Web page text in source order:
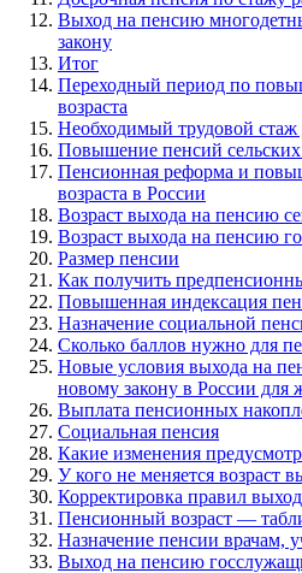
Выход на пенсию
закону
Итог
Переходный период по
возраста
Необходимый трудовой стаж
Повышение пенсий
Пенсионная реформа и
возраста в России
Возраст выхода на пенсию
Возраст выхода на пенсию
Размер пенсии
Как получить
Повышенная индексация
Назначение социальной
Сколько баллов нужно для
Новые условия выхода на
новому закону в России
Выплата пенсионных
Социальная пенсия
Какие изменения
У кого не меняется возраст
Корректировка правил
Пенсионный возраст —
Назначение пенсии врачам,
Выход на пенсию